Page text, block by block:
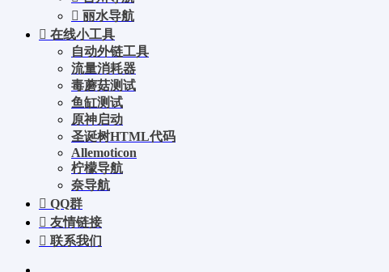
丽水导航
在线小工具
自动外链工具
流量消耗器
毒蘑菇测试
鱼缸测试
原神启动
圣诞树HTML代码
Allemoticon
柠檬导航
奈导航
QQ群
友情链接
联系我们